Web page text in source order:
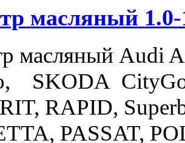
масляный 1.0-
масляный Audi
SKODA
RAPID,
PASSAT,